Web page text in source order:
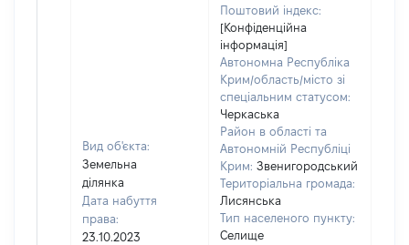
Вид об'єкта:
Земельна
ділянка
Дата набуття
права:
23.10.2023
Поштовий індекс:
[Конфіденційна
інформація]
Автономна Республіка
Крим/область/місто зі
спеціальним статусом:
Черкаська
Район в області та
Автономній Республіці
Крим: Звенигородський
Територіальна громада:
Лисянська
Тип населеного пункту:
Селище